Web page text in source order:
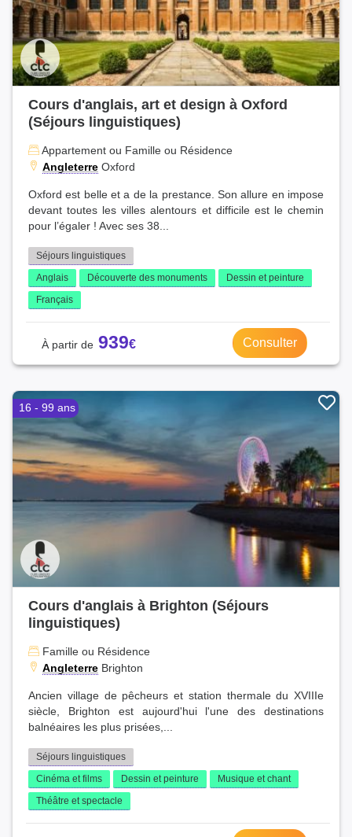
Cours d'anglais, art et design à Oxford
(Séjours linguistiques)
Appartement ou Famille ou Résidence
Angleterre Oxford
Oxford est belle et a de la prestance. Son allure en impose
devant toutes les villes alentours et difficile est le chemin
pour l’égaler ! Avec ses 38...
Séjours linguistiques
Anglais
Découverte des monuments
Dessin et peinture
Français
939 Consulter
16 - 99 ans
Cours d'anglais à Brighton (Séjours
linguistiques)
Famille ou Résidence
Angleterre Brighton
Ancien village de pêcheurs et station thermale du XVIIIe
siècle, Brighton est aujourd'hui l'une des destinations
balnéaires les plus prisées,...
Séjours linguistiques
Cinéma et films
Dessin et peinture
Musique et chant
Théâtre et spectacle